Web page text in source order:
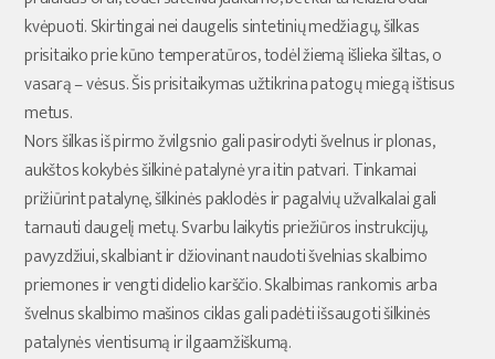
kvėpuoti. Skirtingai nei daugelis sintetinių medžiagų, šilkas
prisitaiko prie kūno temperatūros, todėl žiemą išlieka šiltas, o
vasarą – vėsus. Šis prisitaikymas užtikrina patogų miegą ištisus
metus.
Nors šilkas iš pirmo žvilgsnio gali pasirodyti švelnus ir plonas,
aukštos kokybės šilkinė patalynė yra itin patvari. Tinkamai
prižiūrint patalynę, šilkinės paklodės ir pagalvių užvalkalai gali
tarnauti daugelį metų. Svarbu laikytis priežiūros instrukcijų,
pavyzdžiui, skalbiant ir džiovinant naudoti švelnias skalbimo
priemones ir vengti didelio karščio. Skalbimas rankomis arba
švelnus skalbimo mašinos ciklas gali padėti išsaugoti šilkinės
patalynės vientisumą ir ilgaamžiškumą.